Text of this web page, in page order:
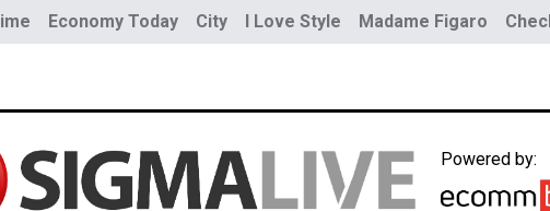
Economy Today City I Love Style Madame Figaro
Powered by: